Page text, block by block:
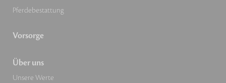
Pferdebestattung
Vorsorge
Über uns
Unsere Werte